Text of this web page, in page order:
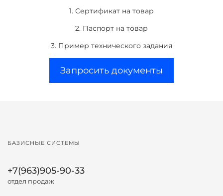
1. Сертификат на товар
2. Паспорт на товар
3. Пример технического задания
Запросить документы
БАЗИСНЫЕ СИСТЕМЫ
+7(963)905-90-33
отдел продаж